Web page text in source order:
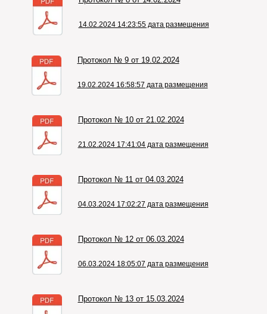
14.02.2024 14:23:55 дата размещения
Протокол № 9 от 19.02.2024
19.02.2024 16:58:57 дата размещения
Протокол № 10 от 21.02.2024
21.02.2024 17:41:04 дата размещения
Протокол № 11 от 04.03.2024
04.03.2024 17:02:27 дата размещения
Протокол № 12 от 06.03.2024
06.03.2024 18:05:07 дата размещения
Протокол № 13 от 15.03.2024